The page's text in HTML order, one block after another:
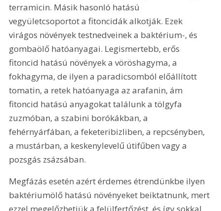
terramicin. Másik hasonló hatású
vegyületcsoportot a fitoncidák alkotják. Ezek
virágos növények testnedveinek a baktérium-, és
gombaölő hatóanyagai. Legismertebb, erős
fitoncid hatású növények a vöröshagyma, a
fokhagyma, de ilyen a paradicsomból előállított
tomatin, a retek hatóanyaga az arafanin, ám
fitoncid hatású anyagokat találunk a tölgyfa
zuzmóban, a szabini borókákban, a
fehérnyárfában, a feketeribizliben, a repcsényben,
a mustárban, a keskenylevelű útifűben vagy a
pozsgás zsázsában.
Megfázás esetén azért érdemes étrendünkbe ilyen
baktériumölő hatású növényeket beiktatnunk, mert
ezzel megelőzhetjük a felülfertőzést, és így sokkal